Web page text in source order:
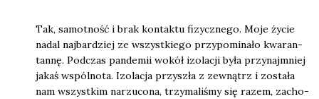
Tak, samot­ność i brak kon­tak­tu fizycz­ne­go. Moje życie
nadal naj­bar­dziej ze wszyst­kie­go przy­po­mi­na­ło kwa­ran­
tan­nę. Pod­czas pan­de­mii wokół izo­la­cji była przy­naj­mniej
jakaś wspól­no­ta. Izo­la­cja przy­szła z zewnątrz i zosta­ła
nam wszyst­kim narzu­co­na, trzy­ma­li­śmy się razem, zacho­